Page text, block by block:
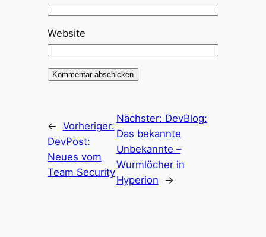
Website
← Vorheriger:
DevPost:
Neues vom
Team Security
Nächster: DevBlog:
Das bekannte
Unbekannte –
Wurmlöcher in
Hyperion
→